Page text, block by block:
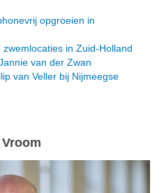
opgroeien in
in Zuid-Holland
van der Zwan
van Veller bij Nijmeegse